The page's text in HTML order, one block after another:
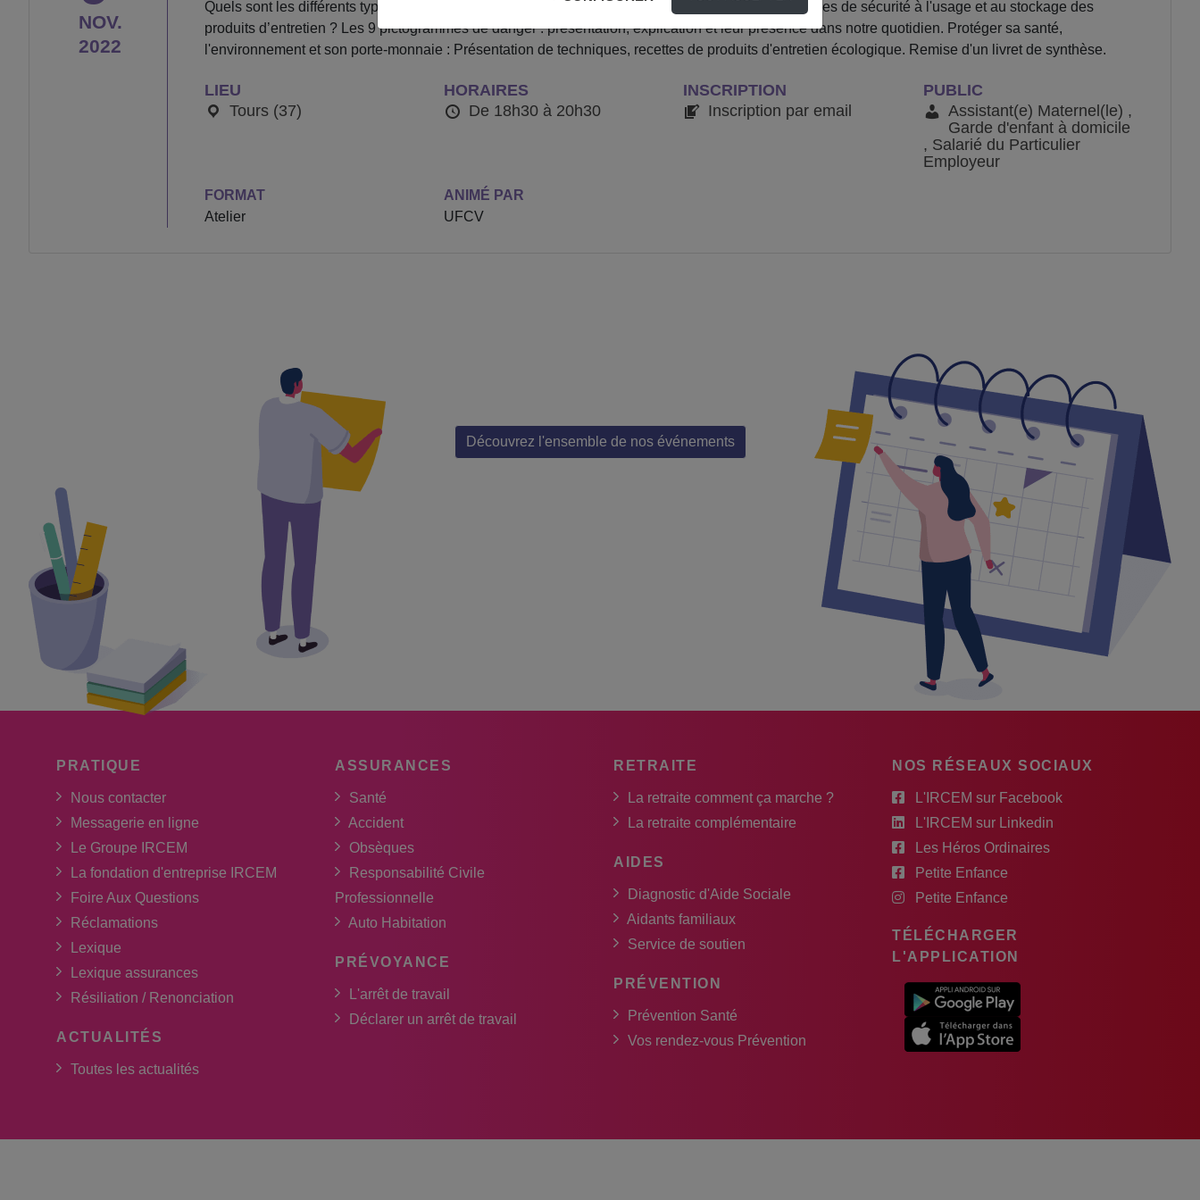
NOV.
2022
Quels sont les différents types de produits d'entretien existants et leurs rôles . Quelles sont les règles de sécurité à l'usage et au stockage des
produits d’entretien ? Les 9 pictogrammes de danger : présentation, explication et leur présence dans notre quotidien. Protéger sa santé,
l'environnement et son porte-monnaie : Présentation de techniques, recettes de produits d'entretien écologique. Remise d'un livret de synthèse.
LIEU
Tours (37)
HORAIRES
De 18h30 à 20h30
INSCRIPTION
Inscription par email
PUBLIC
Assistant(e) Maternel(le) ,
Garde d'enfant à domicile
, Salarié du Particulier
Employeur
FORMAT
Atelier
ANIMÉ PAR
UFCV
Découvrez l'ensemble de nos événements
PRATIQUE
Nous contacter
Messagerie en ligne
Le Groupe IRCEM
La fondation d'entreprise IRCEM
Foire Aux Questions
Réclamations
Lexique
Lexique assurances
Résiliation / Renonciation
ACTUALITÉS
Toutes les actualités
ASSURANCES
Santé
Accident
Obsèques
Responsabilité Civile
Professionnelle
Auto Habitation
PRÉVOYANCE
L'arrêt de travail
Déclarer un arrêt de travail
RETRAITE
La retraite comment ça marche ?
La retraite complémentaire
AIDES
Diagnostic d'Aide Sociale
Aidants familiaux
Service de soutien
PRÉVENTION
Prévention Santé
Vos rendez-vous Prévention
NOS RÉSEAUX SOCIAUX
L'IRCEM sur Facebook
L'IRCEM sur Linkedin
Les Héros Ordinaires
Petite Enfance
Petite Enfance
TÉLÉCHARGER
L'APPLICATION